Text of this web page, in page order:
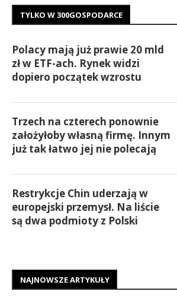
TYLKO W 300GOSPODARCE
Polacy mają już prawie 20 mld
zł w ETF-ach. Rynek widzi
dopiero początek wzrostu
Trzech na czterech ponownie
założyłoby własną firmę. Innym
już tak łatwo jej nie polecają
Restrykcje Chin uderzają w
europejski przemysł. Na liście
są dwa podmioty z Polski
NAJNOWSZE ARTYKUŁY